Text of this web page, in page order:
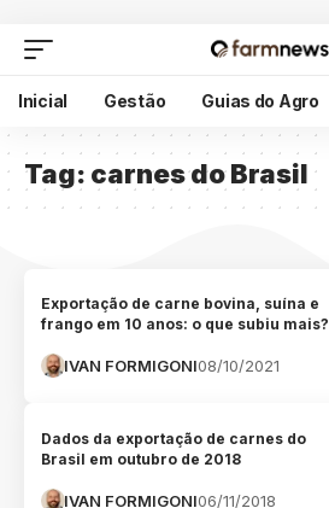
Inicial Gestão Guias do Agro
Tag: carnes do Brasil
Exportação de carne bovina, suína e
frango em 10 anos: o que subiu mais?
IVAN FORMIGONI08/10/2021
Dados da exportação de carnes do
Brasil em outubro de 2018
IVAN FORMIGONI06/11/2018